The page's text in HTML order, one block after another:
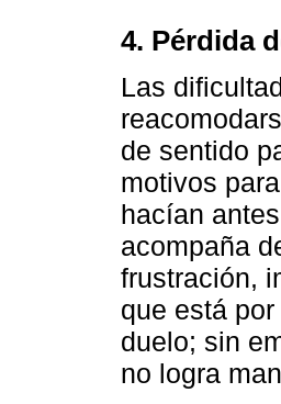
4. Pérdida
Las
de sentido
motivos
hacían
acompaña
frustración,
que está
duelo; sin
no logra